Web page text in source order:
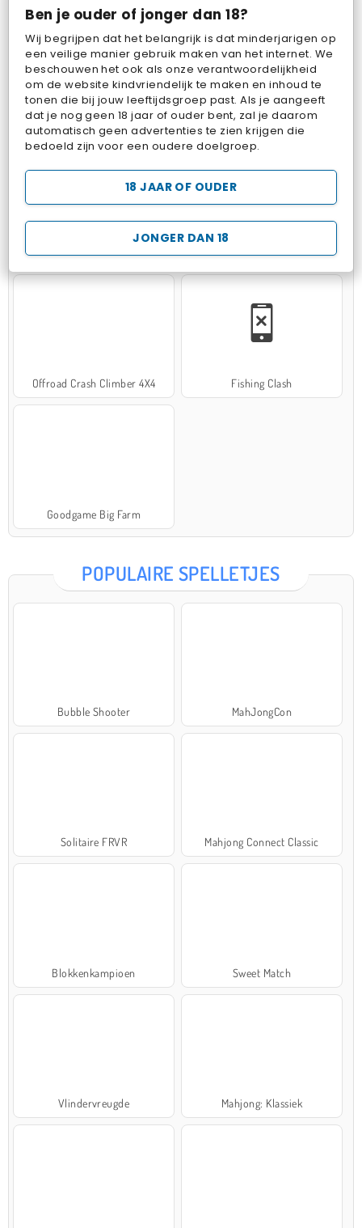
Ben je ouder of jonger dan 18?
Wij begrijpen dat het belangrijk is dat minderjarigen op
een veilige manier gebruik maken van het internet. We
beschouwen het ook als onze verantwoordelijkheid
om de website kindvriendelijk te maken en inhoud te
tonen die bij jouw leeftijdsgroep past. Als je aangeeft
dat je nog geen 18 jaar of ouder bent, zal je daarom
automatisch geen advertenties te zien krijgen die
bedoeld zijn voor een oudere doelgroep.
JONGER DAN 18
18 JAAR OF OUDER
Pop Fruit Bubbits
Hospital Surgeon Doctor Game Potion Sort
Offroad Crash Climber 4X4 Fishing Clash
Goodgame Big Farm
POPULAIRE SPELLETJES
Bubble Shooter MahJongCon
Solitaire FRVR Mahjong Connect Classic
Blokkenkampioen Sweet Match
Vlindervreugde Mahjong: Klassiek